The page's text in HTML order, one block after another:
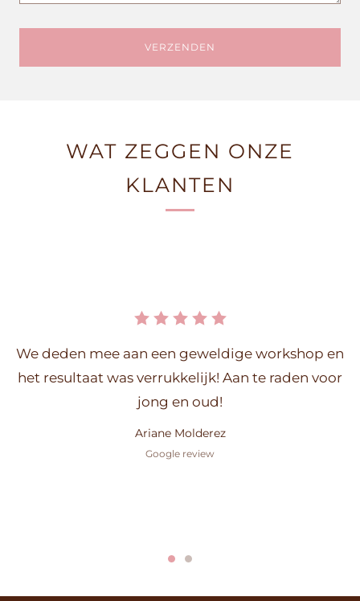
WAT ZEGGEN ONZE
KLANTEN
We deden mee aan een geweldige workshop en
het resultaat was verrukkelijk! Aan te raden voor
jong en oud!
Ariane Molderez
Google review